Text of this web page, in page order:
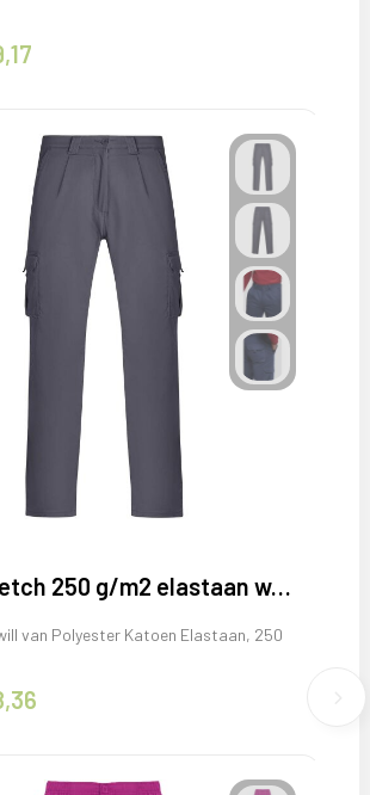
Daily Stretch 250 g/m2 elastaan werkbroek
van Polyester Katoen Elastaan, 250